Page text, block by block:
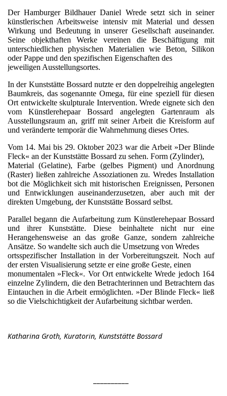
Der Hamburger Bildhauer Daniel Wrede setzt sich in seiner
künstlerischen Arbeitsweise intensiv mit Material und dessen
Wirkung und Bedeutung in unserer Gesellschaft auseinander.
Seine objekthaften Werke vereinen die Beschäftigung mit
unterschiedlichen physischen Materialien wie Beton, Silikon
oder Pappe und den spezifischen Eigenschaften des
jeweiligen Ausstellungsortes.
In der Kunststätte Bossard nutzte er den doppelreihig angelegten
Baumkreis, das sogenannte Omega, für eine speziell für diesen
Ort entwickelte skulpturale Intervention. Wrede eignete sich den
vom Künstlerehepaar Bossard angelegten Gartenraum als
Ausstellungsraum an, griff mit seiner Arbeit die Kreisform auf
und veränderte temporär die Wahrnehmung dieses Ortes.
Vom 14. Mai bis 29. Oktober 2023 war die Arbeit »Der Blinde
Fleck« an der Kunststätte Bossard zu sehen. Form (Zylinder),
Material (Gelatine), Farbe (gelbes Pigment) und Anordnung
(Raster) ließen zahlreiche Assoziationen zu. Wredes Installation
bot die Möglichkeit sich mit historischen Ereignissen, Personen
und Entwicklungen auseinanderzusetzen, aber auch mit der
direkten Umgebung, der Kunststätte Bossard selbst.
Parallel begann die Aufarbeitung zum Künstlerehepaar Bossard
und ihrer Kunststätte. Diese beinhaltete nicht nur eine
Herangehensweise an das große Ganze, sondern zahlreiche
Ansätze. So wandelte sich auch die Umsetzung von Wredes
ortsspezifischer Installation in der Vorbereitungszeit. Noch auf
der ersten Visualisierung setzte er eine große Geste, einen
monumentalen »Fleck«. Vor Ort entwickelte Wrede jedoch 164
einzelne Zylindern, die den Betrachterinnen und Betrachtern das
Eintauchen in die Arbeit ermöglichten. »Der Blinde Fleck« ließ
so die Vielschichtigkeit der Aufarbeitung sichtbar werden.
Katharina Groth, Kuratorin, Kunststätte Bossard